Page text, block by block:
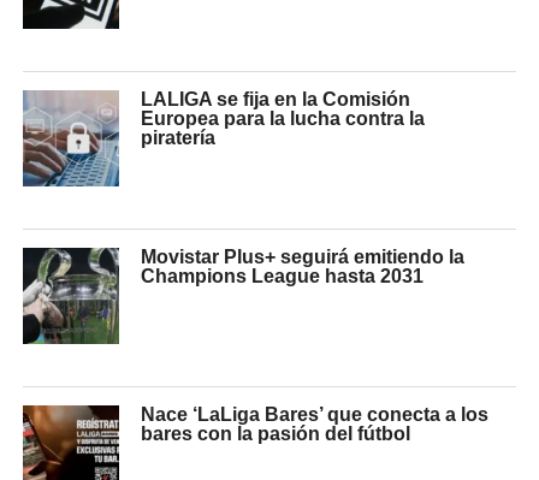
LALIGA se fija en la Comisión
Europea para la lucha contra la
piratería
Movistar Plus+ seguirá emitiendo la
Champions League hasta 2031
Nace ‘LaLiga Bares’ que conecta a los
bares con la pasión del fútbol